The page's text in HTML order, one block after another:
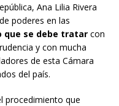
Ana Lilia Rivera
poderes en las
que se debe tratar con
y con mucha
de esta Cámara
del país.
procedimiento que